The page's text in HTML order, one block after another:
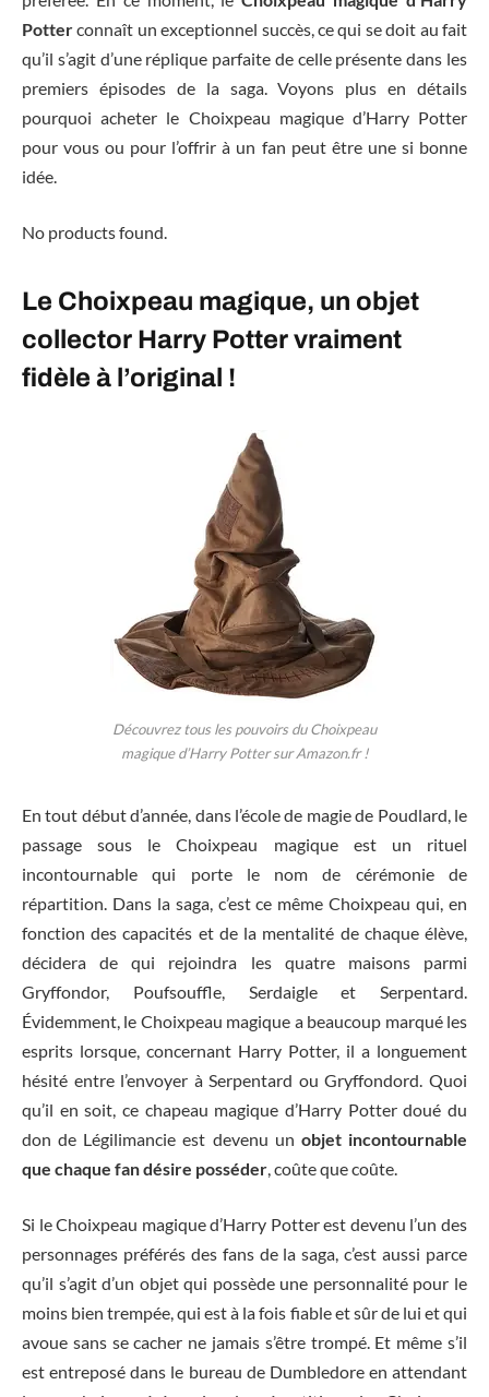
Potterconnaît un exceptionnel succès, ce qui se doit au fait
qu’il s’agit d’une réplique parfaite de celle présente dans les
premiers épisodes de la saga. Voyons plus en détails
pourquoi acheter le Choixpeau magique d’Harry Potter
pour vous ou pour l’offrir à un fan peut être une si bonne
idée.
No products found.
Le Choixpeau magique, un objet
collector Harry Potter vraiment
fidèle à l’original !
Découvrez tous les pouvoirs du Choixpeau
magique d’Harry Potter sur Amazon.fr !
En tout début d’année, dans l’école de magie de Poudlard, le
passage sous le Choixpeau magique est un rituel
incontournable qui porte le nom de cérémonie de
répartition. Dans la saga, c’est ce même Choixpeau qui, en
fonction des capacités et de la mentalité de chaque élève,
décidera de qui rejoindra les quatre maisons parmi
Gryffondor, Poufsouffle, Serdaigle et Serpentard.
Évidemment, le Choixpeau magique a beaucoup marqué les
esprits lorsque, concernant Harry Potter, il a longuement
hésité entre l’envoyer à Serpentard ou Gryffondord. Quoi
qu’il en soit, ce chapeau magique d’Harry Potter doué du
don de Légilimancie est devenu un objet incontournable
que chaque fan désire posséder, coûte que coûte.
Si le Choixpeau magique d’Harry Potter est devenu l’un des
personnages préférés des fans de la saga, c’est aussi parce
qu’il s’agit d’un objet qui possède une personnalité pour le
moins bien trempée, qui est à la fois fiable et sûr de lui et qui
avoue sans se cacher ne jamais s’être trompé. Et même s’il
est entreposé dans le bureau de Dumbledore en attendant